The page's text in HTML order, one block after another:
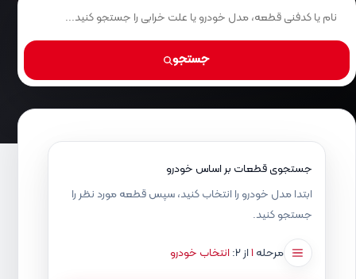
جستجو
جستجوی قطعات بر اساس خودرو
ابتدا مدل خودرو را انتخاب کنید، سپس قطعه مورد نظر را
جستجو کنید.
مرحله۱از ۲: انتخاب خودرو